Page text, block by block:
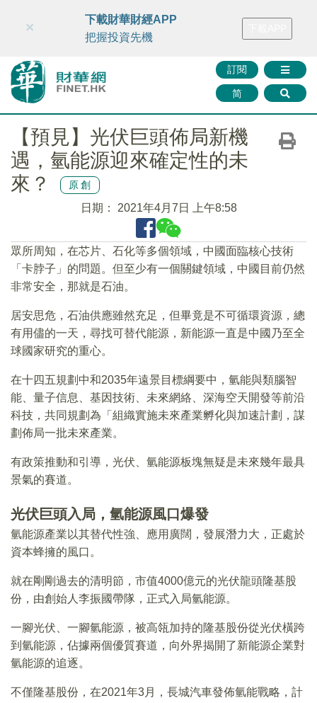
財華智庫網 FINTV FINMETA 財華證券 媒體矩陣
訂閱
简
×
下載財華財經APP
把握投資先機
【預見】光伏巨頭佈局新機
遇，氫能源迎來確定性的未
來？
原創
日期： 2021年4月7日 上午8:58
眾所周知，在芯片、石化等多個領域，中國面臨核心技術
「卡脖子」的問題。但至少有一個關鍵領域，中國目前仍然
非常安全，那就是石油。
居安思危，石油供應雖然充足，但畢竟是不可循環資源，總
有用儘的一天，尋找可替代能源，新能源一直是中國乃至全
球國家研究的重心。
在十四五規劃中和2035年遠景目標綱要中，氫能與類腦智
能、量子信息、基因技術、未來網絡、深海空天開發等前沿
科技，共同規劃為「組織實施未來產業孵化與加速計劃，謀
劃佈局一批未來產業。
有政策推動和引導，光伏、氫能源板塊無疑是未來幾年最具
景氣的賽道。
光伏巨頭入局，氫能源風口爆發
氫能源產業以其替代性強、應用廣闊，發展潛力大，正處於
資本蜂擁的風口。
就在剛剛過去的清明節，市值4000億元的光伏龍頭隆基股
份，由創始人李振國帶隊，正式入局氫能源。
一腳光伏、一腳氫能源，被高瓴加持的隆基股份從光伏橫跨
到氫能源，佔據兩個優質賽道，向外界揭開了新能源企業對
氫能源的追逐。
不僅隆基股份，在2021年3月，長城汽車發佈氫能戰略，計